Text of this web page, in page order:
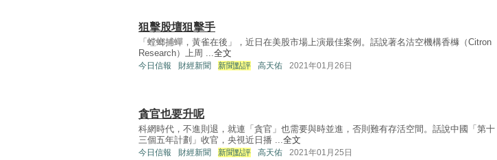
狙擊股壇狙擊手
「螳螂捕蟬，黃雀在後」，近日在美股市場上演最佳案例。話說著名沽空機構香櫞（Citron
Research）上周 ...全文
今日信報 財經新聞 新聞點評 高天佑 2021年01月26日
貪官也要升呢
科網時代，不進則退，就連「貪官」也需要與時並進，否則難有存活空間。話說中國「第十
三個五年計劃」收官，央視近日播 ...全文
今日信報 財經新聞 新聞點評 高天佑 2021年01月25日